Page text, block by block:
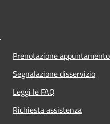
Prenotazione appuntamento
Segnalazione disservizio
Leggi le FAQ
Richiesta assistenza